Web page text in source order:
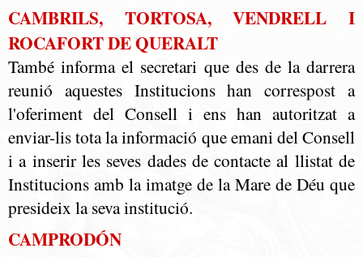
CAMBRILS, TORTOSA, VENDRELL I
ROCAFORT DE QUERALT
També informa el secretari que des de la darrera
reunió aquestes Institucions han correspost a
l'oferiment del Consell i ens han autoritzat a
enviar-lis tota la informació que emani del Consell
i a inserir les seves dades de contacte al llistat de
Institucions amb la imatge de la Mare de Déu que
presideix la seva institució.
CAMPRODÓN